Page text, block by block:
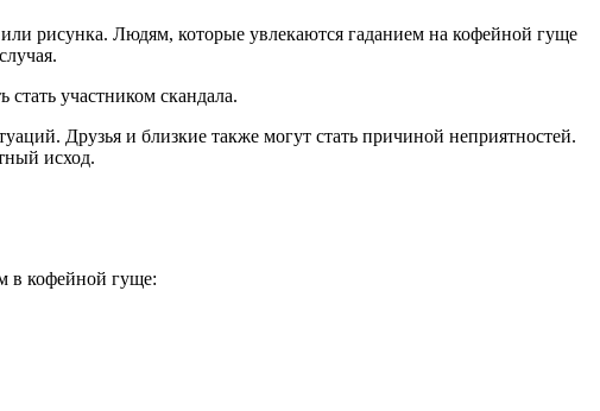
рисунка. Людям, которые увлекаются гаданием на кофейной гуще
участником скандала.
Друзья и близкие также могут стать причиной неприятностей.
исход.
в кофейной гуще: